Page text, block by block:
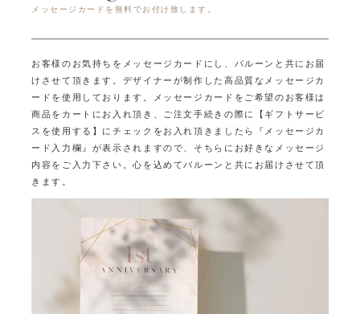
メッセージカードを無料でお付け致します。
お客様のお気持ちをメッセージカードにし、バルーンと共にお届
けさせて頂きます。 デザイナーが制作した高品質なメッセージカ
ードを使用しております。
メッセージカードをご希望のお客様は
商品をカートにお入れ頂き、ご注文手続きの際に
【ギフトサービ
スを使用する】にチェックをお入れ頂きましたら
『メッセージカ
ード入力欄』が表示されますので、そちらにお好きなメッセージ
内容をご入力下さい。心を込めてバルーンと共にお届けさせて頂
きます。